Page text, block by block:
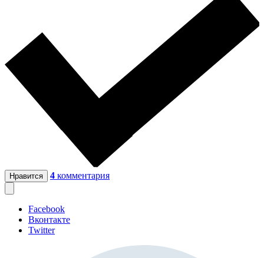
Нравится 4 комментария
Facebook
Вконтакте
Twitter